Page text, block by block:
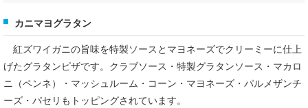
カニマヨグラタン
紅ズワイガニの旨味を特製ソースとマヨネーズでクリーミーに仕上
げたグラタンピザです。クラブソース・特製グラタンソース・マカロ
ニ（ペンネ）・マッシュルーム・コーン・マヨネーズ・パルメザンチ
ーズ・パセリもトッピングされています。